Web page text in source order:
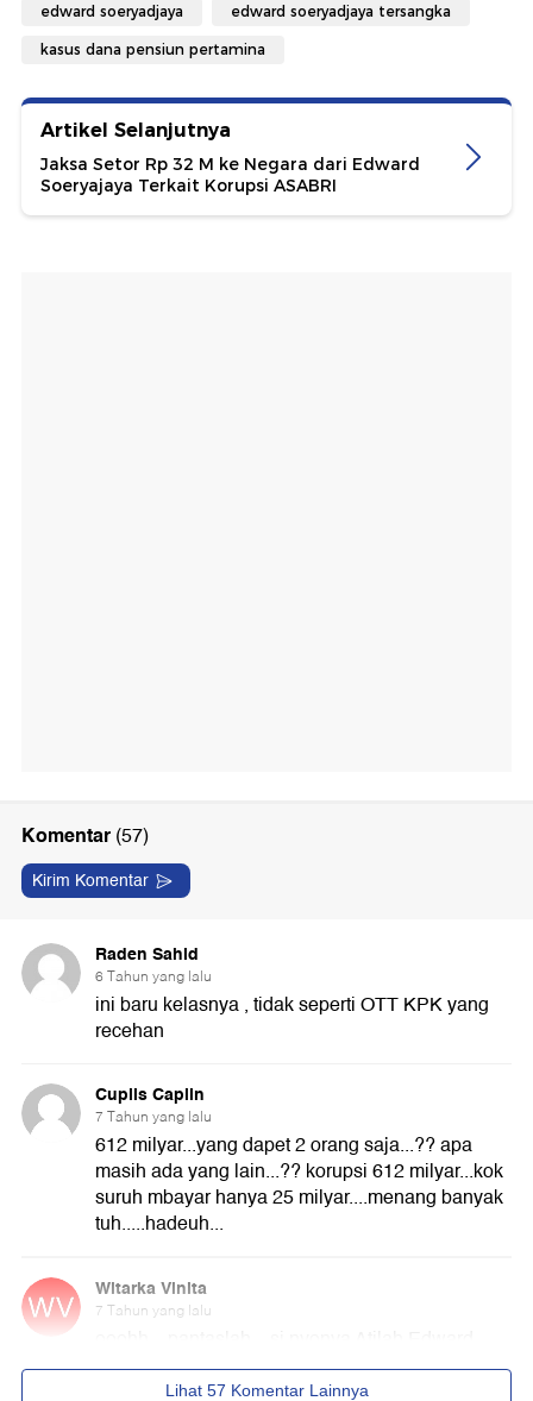
edward soeryadjaya edward soeryadjaya tersangka
kasus dana pensiun pertamina
Artikel Selanjutnya
Jaksa Setor Rp 32 M ke Negara dari Edward
Soeryajaya Terkait Korupsi ASABRI